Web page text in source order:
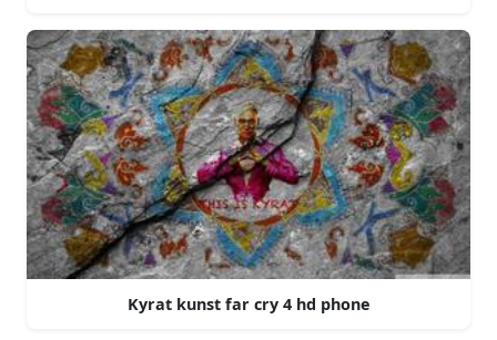
Kyrat kunst far cry 4 hd phone